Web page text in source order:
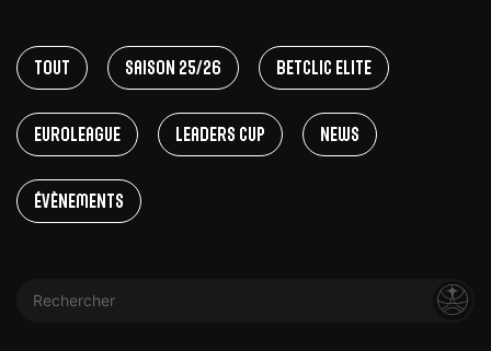
Tout Saison 25/26 Betclic Elite
EuroLeague Leaders Cup News
Évènements